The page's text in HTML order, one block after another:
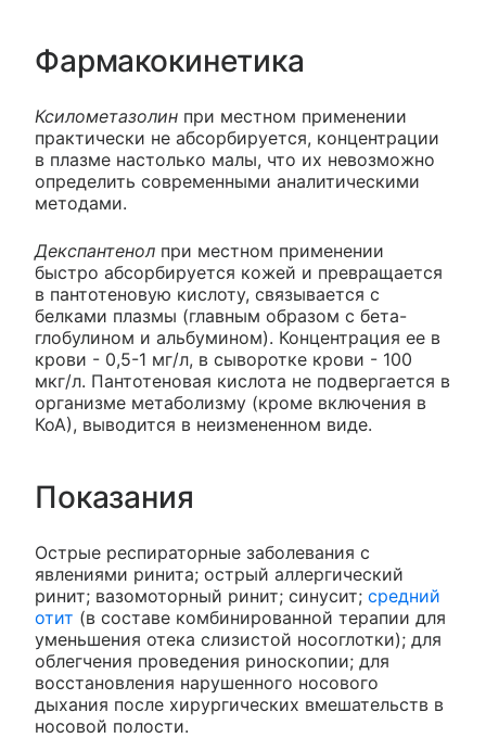
Фармакокинетика
Ксилометазолин при местном применении
практически не абсорбируется, концентрации
в плазме настолько малы, что их невозможно
определить современными аналитическими
методами.
Декспантенол при местном применении
быстро абсорбируется кожей и превращается
в пантотеновую кислоту, связывается с
белками плазмы (главным образом с бета-
глобулином и альбумином). Концентрация ее в
крови - 0,5-1 мг/л, в сыворотке крови - 100
мкг/л. Пантотеновая кислота не подвергается в
организме метаболизму (кроме включения в
КоА), выводится в неизмененном виде.
Показания
Острые респираторные заболевания с
явлениями ринита; острый аллергический
ринит; вазомоторный ринит; синусит; средний
отит (в составе комбинированной терапии для
уменьшения отека слизистой носоглотки); для
облегчения проведения риноскопии; для
восстановления нарушенного носового
дыхания после хирургических вмешательств в
носовой полости.